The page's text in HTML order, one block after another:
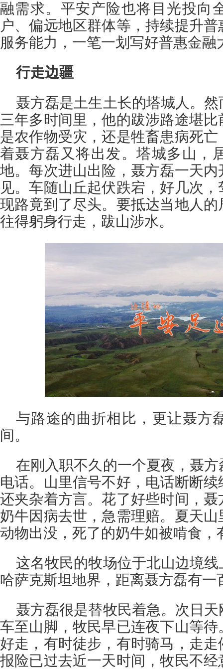
融需求。平安产险也将目光投向
户、偏远地区群体等，持续提升
服务能力，一笔一划写好普惠金融
行走边疆
聂方磊是土生土长的塔城人。
三年多时间里，他的跋涉路途堪
是农作物受灾，还是牲畜患病死
着聂方磊又将出发。塔城多山，
地。每次进山出险，聂方磊一天
见。车随山丘起伏跌宕，好几次
现路竟到了尽头。要抵达当地人
往得躬身行走，跋山涉水。
与路途的曲折相比，更让聂方
间。
在刚入职不久的一个夏夜，聂
电话。山里信号不好，电话断断
还夹杂着方言。花了好些时间，
奶牛因病去世，急需理赔。夏天
动物出没，死了的奶牛如被啃食，
这名牧民的牧场位于北山边境
哈萨克斯坦地界，距离聂方磊有一
聂方磊很是替牧民着急。次日
车至山脚，牧民早已连夜下山等
好走，有时徒步，有时骑马，走
报险已过去近一天时间，牧民不